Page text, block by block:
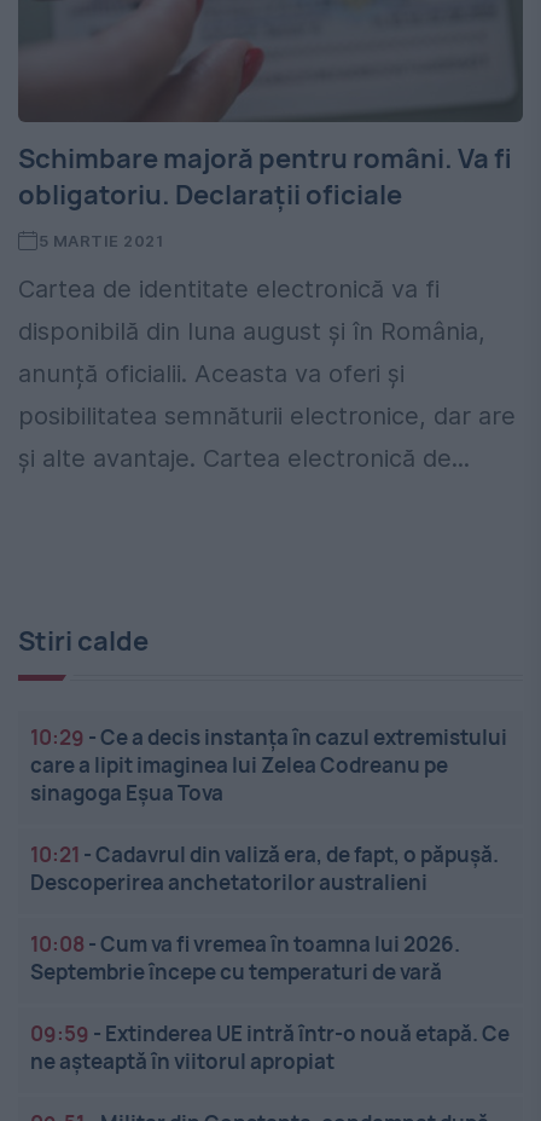
Schimbare majoră pentru români. Va fi
obligatoriu. Declarații oficiale
5 MARTIE 2021
Cartea de identitate electronică va fi
disponibilă din luna august și în România,
anunță oficialii. Aceasta va oferi şi
posibilitatea semnăturii electronice, dar are
și alte avantaje. Cartea electronică de...
Stiri calde
10:29 -Ce a decis instanța în cazul extremistului
care a lipit imaginea lui Zelea Codreanu pe
sinagoga Eșua Tova
10:21 -Cadavrul din valiză era, de fapt, o păpușă.
Descoperirea anchetatorilor australieni
10:08 -Cum va fi vremea în toamna lui 2026.
Septembrie începe cu temperaturi de vară
09:59 - Extinderea UE intră într-o nouă etapă. Ce
ne așteaptă în viitorul apropiat